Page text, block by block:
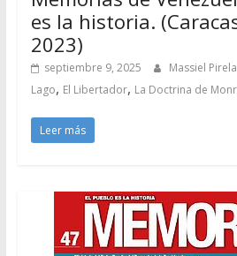
es la historia.
2023)
septiembre 9, 2025 Massiel Pirela
Lago, El Libertador, La Doctrina de
Leer más